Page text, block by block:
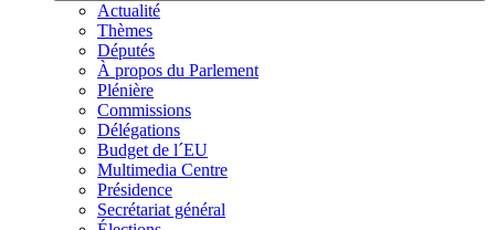
Actualité
Thèmes
Députés
À propos du Parlement
Plénière
Commissions
Délégations
Budget de l´EU
Multimedia Centre
Présidence
Secrétariat général